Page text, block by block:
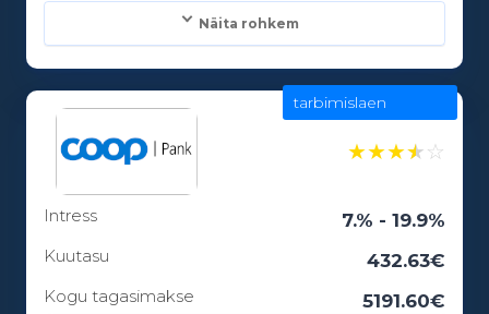
Näita rohkem
Laenuperiood:
★★★★☆
Intress 7.% - 19.9%
Kuutasu 432.63€
Kogu tagasimakse 5191.60€
tarbimislaen